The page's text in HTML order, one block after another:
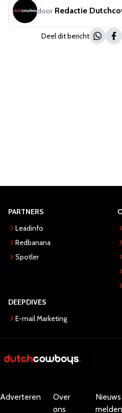
door Redactie
Deel dit bericht
PARTNERS
Leadinfo
Redbanana
Spotler
DEEPDIVES
E-mail Marketing
Adverteren
Over
ons
Nieuws
melden